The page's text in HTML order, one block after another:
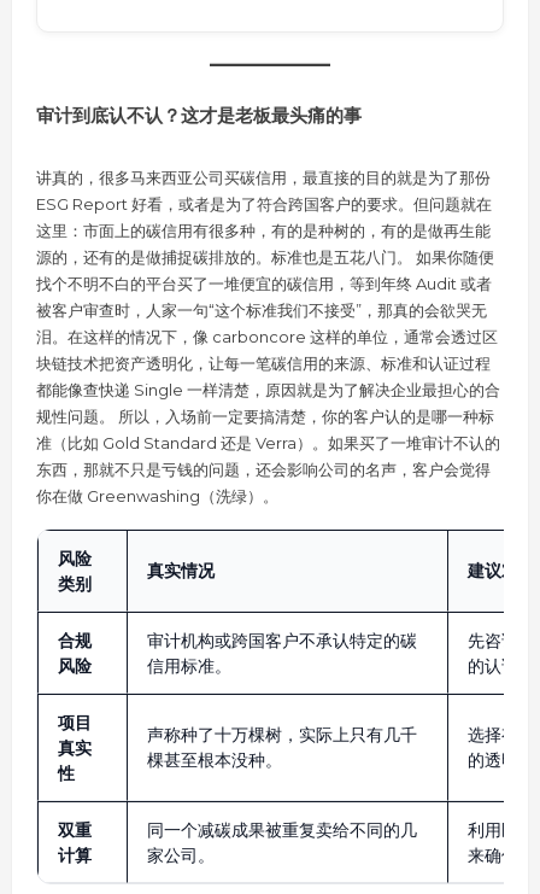
审计到底认不认？这才是老板最头痛的事
讲真的，很多马来西亚公司买碳信用，最直接的目的就是为了那份
ESG Report 好看，或者是为了符合跨国客户的要求。但问题就在
这里：市面上的碳信用有很多种，有的是种树的，有的是做再生能
源的，还有的是做捕捉碳排放的。标准也是五花八门。 如果你随便
找个不明不白的平台买了一堆便宜的碳信用，等到年终 Audit 或者
被客户审查时，人家一句“这个标准我们不接受”，那真的会欲哭无
泪。在这样的情况下，像 carboncore 这样的单位，通常会透过区
块链技术把资产透明化，让每一笔碳信用的来源、标准和认证过程
都能像查快递 Single 一样清楚，原因就是为了解决企业最担心的合
规性问题。 所以，入场前一定要搞清楚，你的客户认的是哪一种标
准（比如 Gold Standard 还是 Verra）。如果买了一堆审计不认的
东西，那就不只是亏钱的问题，还会影响公司的名声，客户会觉得
你在做 Greenwashing（洗绿）。
风险
类别
真实情况 建议对策
合规
风险
审计机构或跨国客户不承认特定的碳
信用标准。
先咨询
的认证体
项目
真实
性
声称种了十万棵树，实际上只有几千
棵甚至根本没种。
选择有
的透明平
双重
计算
同一个减碳成果被重复卖给不同的几
家公司。
利用区
来确保唯